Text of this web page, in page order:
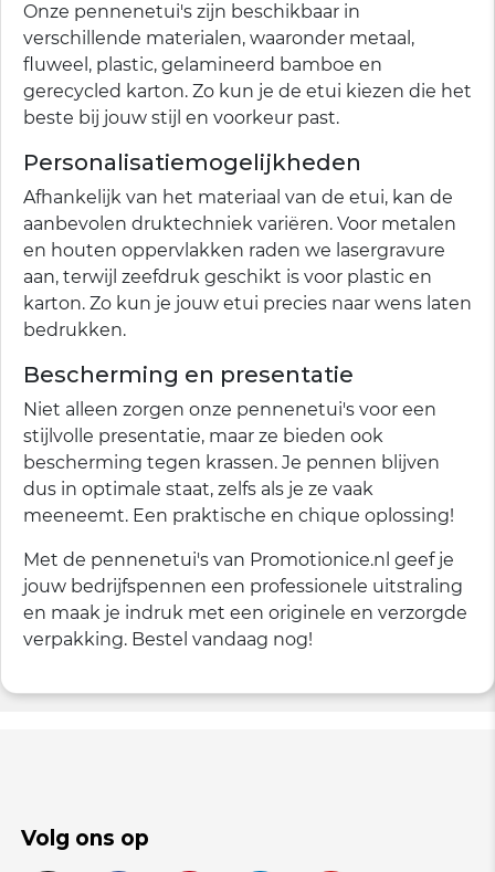
Onze pennenetui's zijn beschikbaar in
verschillende materialen, waaronder metaal,
fluweel, plastic, gelamineerd bamboe en
gerecycled karton. Zo kun je de etui kiezen die het
beste bij jouw stijl en voorkeur past.
Personalisatiemogelijkheden
Afhankelijk van het materiaal van de etui, kan de
aanbevolen druktechniek variëren. Voor metalen
en houten oppervlakken raden we lasergravure
aan, terwijl zeefdruk geschikt is voor plastic en
karton. Zo kun je jouw etui precies naar wens laten
bedrukken.
Bescherming en presentatie
Niet alleen zorgen onze pennenetui's voor een
stijlvolle presentatie, maar ze bieden ook
bescherming tegen krassen. Je pennen blijven
dus in optimale staat, zelfs als je ze vaak
meeneemt. Een praktische en chique oplossing!
Met de pennenetui's van Promotionice.nl geef je
jouw bedrijfspennen een professionele uitstraling
en maak je indruk met een originele en verzorgde
verpakking. Bestel vandaag nog!
Volg ons op